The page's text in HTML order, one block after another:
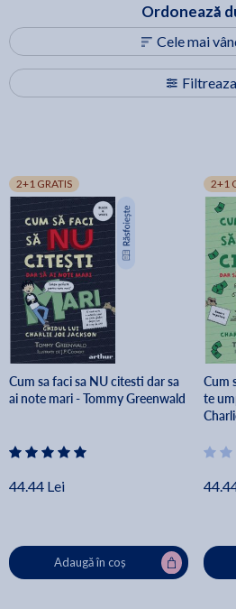
pentru noi apariții și recomandări.
Filtreaza
Ordonează
Cele mai
2+1 GRATIS
Cum sa faci sa NU citesti dar sa
ai note mari - Tommy Greenwald
44.44 Lei
Adaugă în coș
2+1
Cum
te